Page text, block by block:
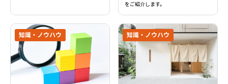
をご紹介します。
知識・ノウハウ 知識・ノウハウ